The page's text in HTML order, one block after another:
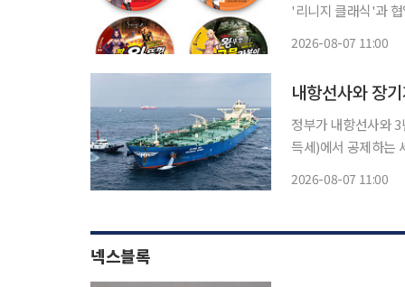
'리니지 클래식'과
2026-08-07 11:00
내항선사와 장
정부가 내항선사와
득세)에서 공제하는
2026-08-07 11:00
넥스블록